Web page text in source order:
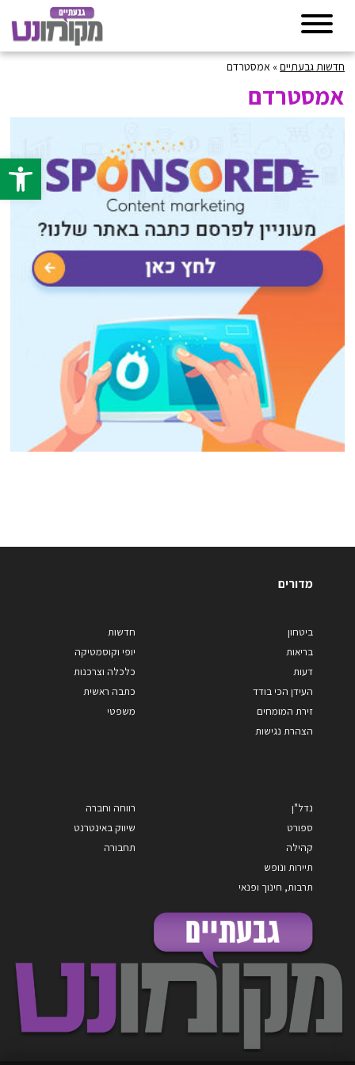
פתח
חדשות גבעתיים» אמסטרדם
אמסטרדם
מדורים
ביטחון
בריאות
דעות
העידן הכי בודד
זירת המומחים
הצהרת נגישות
חדשות
יופי וקוסמטיקה
כלכלה וצרכנות
כתבה ראשית
משפטי
נדל"ן
ספורט
קהילה
תיירות ונופש
תרבות, חינוך ופנאי
רווחה וחברה
שיווק באינטרנט
תחבורה